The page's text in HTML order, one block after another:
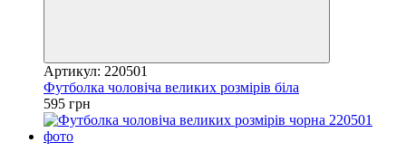
Артикул: 220501
Футболка чоловіча великих розмірів біла
595 грн